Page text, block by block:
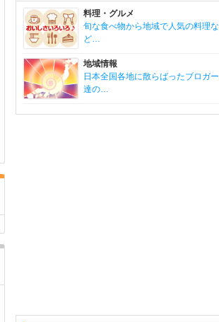
料理・グルメ
旬な食べ物から地域で人気の料理な
ど…
地域情報
日本全国各地に散らばったブロガー
達の…